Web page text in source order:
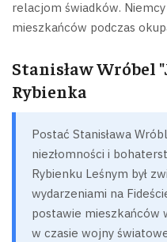
relacjom świadków.
mieszkańców podczas
Stanisław Wróbel
Rybienka
Postać Stanisława
niezłomności i
Rybienku Leśnym był
wydarzeniami na
postawie
w czasie wojny